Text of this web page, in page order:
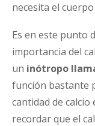
necesita el
Es en este punto
importancia del
un inótropo
función bastante
cantidad de calcio
recordar que el